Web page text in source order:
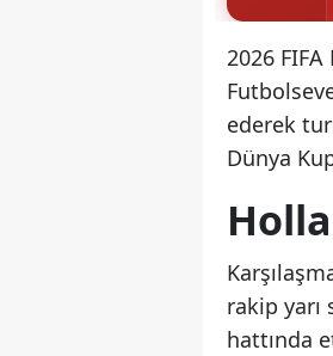
2026
ederek
Dünya
rakip yarı
hattında